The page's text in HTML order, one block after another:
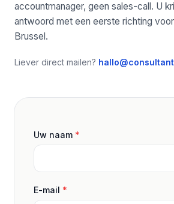
accountmanager, geen sales-call. U
antwoord met een eerste richting
Brussel.
Liever direct mailen?
Uw naam *
E-mail *